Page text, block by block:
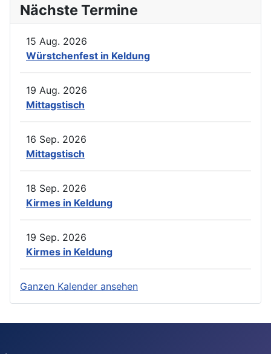
Nächste Termine
15 Aug. 2026
Würstchenfest in Keldung
19 Aug. 2026
Mittagstisch
16 Sep. 2026
Mittagstisch
18 Sep. 2026
Kirmes in Keldung
19 Sep. 2026
Kirmes in Keldung
Ganzen Kalender ansehen